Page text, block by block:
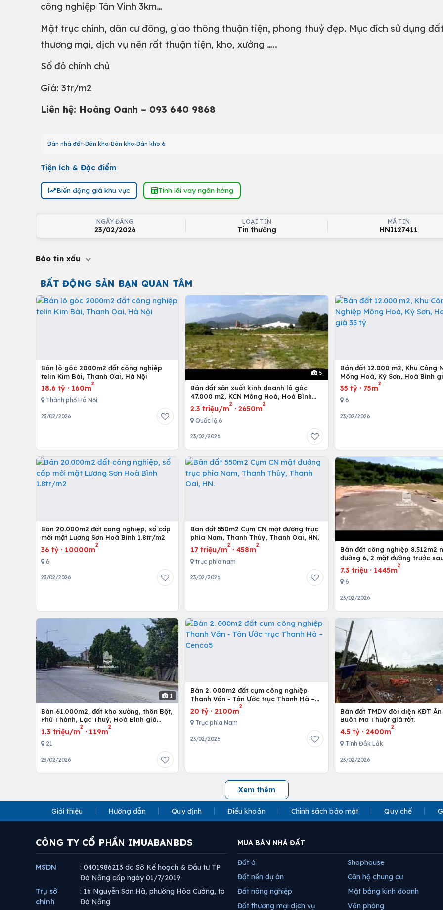
công nghiệp Tân Vinh 3km…
Mặt trục chính, dân cư đông, giao thông thuận tiện, phong thuỷ đẹp. Mục đích sử dụng
thương mại, dịch vụ nên rất thuận tiện, kho, xưởng …..
Sổ đỏ chính chủ
Giá: 3tr/m2
Liên hệ: Hoàng Oanh – 093 640 9868
Bán nhà đất Bán kho Bán kho Bán kho 6
Tiện ích & Đặc điểm
Biến động giá khu vực Tính lãi vay ngân hàng
NGÀY ĐĂNG
23/02/2026
LOẠI TIN
Tin thường
MÃ TIN
HNI127411
Báo tin xấu
BẤT ĐỘNG SẢN BẠN QUAN TÂM
Bán lô góc 2000m2 đất công nghiệp
telin Kim Bài, Thanh Oai, Hà Nội
18.6 tỷ · 160m
2
Thành phố Hà Nội
23/02/2026
5
Bán đất sản xuất kinh doanh lô góc
47.000 m2, KCN Mông Hoá, Hoà Bình
giá 2.3tr/m2
2.3 triệu/m
2
·2650m
2
Quốc lộ 6
23/02/2026
Bán đất 12.000 m2, Khu Công
Mông Hoá, Kỳ Sơn, Hoà Bình
35 tỷ· 75m
2
6
23/02/2026
Bán 20.000m2 đất công nghiệp, sổ cấp
mới mặt Lương Sơn Hoà Bình 1.8tr/m2
36 tỷ · 10000m
2
6
23/02/2026
Bán đất 550m2 Cụm CN mặt đường trục
phía Nam, Thanh Thùy, Thanh Oai, HN.
17 triệu/m
2
·458m
2
trục phía nam
23/02/2026
Bán đất công nghiệp 8.512m2
đường 6, 2 mặt đường trước
7.3 triệu · 1445m
2
6
23/02/2026
1
Bán 61.000m2, đất kho xưởng, thôn Bột,
Phú Thành, Lạc Thuỷ, Hoà Bình giá
1.3tr/m2
1.3 triệu/m
2
· 119m
2
21
23/02/2026
Bán 2. 000m2 đất cụm công nghiệp
Thanh Văn - Tân Ước trục Thanh Hà –
Cenco5
20 tỷ ·2100m
2
Trục phía Nam
23/02/2026
Bán đất TMDV đói diện KĐT Ân
Buôn Ma Thuột giá tốt.
4.5 tỷ· 2400m
2
Tỉnh Đắk Lắk
23/02/2026
Xem thêm
Giới thiệu Hướng dẫn Quy định Điều khoản Chính sách bảo mật Quy chế
CÔNG TY CỔ PHẦN IMUABANBDS
MSDN
: 0401986213 do Sở Kế hoạch & Đầu tư TP
Đà Nẵng cấp ngày 01/7/2019
Trụ sở
chính
: 16 Nguyễn Sơn Hà, phường Hòa Cường, tp
Đà Nẵng
MUA BÁN NHÀ ĐẤT
Đất ở
Đất nền dự án
Đất nông nghiệp
Đất thương mại dịch vụ
Shophouse
Căn hộ chung cư
Mặt bằng kinh doanh
Văn phòng